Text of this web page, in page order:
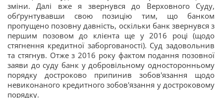
зміни. Далі вже я звернувся до Верховного Суду,
обґрунтувавши свою позицію тим, що банком
пропущено позовну давність, оскільки банк звернувся з
першим позовом до клієнта ще у 2016 році (щодо
стягнення кредитної заборгованості). Суд задовольнив
та стягнув. Отже з 2016 року фактом подання позовної
заяви до суду банк у добровільному односторонньому
порядку достроково припинив зобов'язання щодо
невиконаного кредитного зобов'язання у достроковому
порядку.